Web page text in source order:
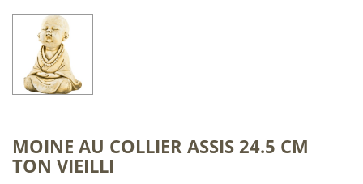
MOINE AU COLLIER ASSIS 24.5 CM
TON VIEILLI